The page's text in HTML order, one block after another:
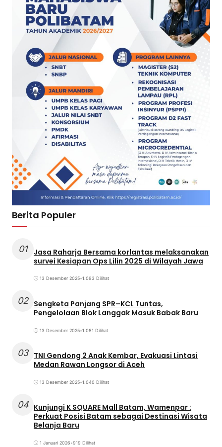
Berita Populer
01
Jasa Raharja Bersama korlantas melaksanakan
survei Kesiapan Ops Lilin 2025 di Wilayah Jawa
13 Desember 2025•1.093 Dilihat
02 Sengketa Panjang SPR–KCL Tuntas,
Pengelolaan Blok Langgak Masuk Babak Baru
13 Desember 2025•1.081 Dilihat
03 TNI Gendong 2 Anak Kembar, Evakuasi Lintasi
Medan Rawan Longsor di Aceh
13 Desember 2025•1.040 Dilihat
04 Kunjungi K SQUARE Mall Batam, Wamenpar :
Perkuat Posisi Batam sebagai Destinasi Wisata
Belanja Baru
1 Januari 2026•919 Dilihat